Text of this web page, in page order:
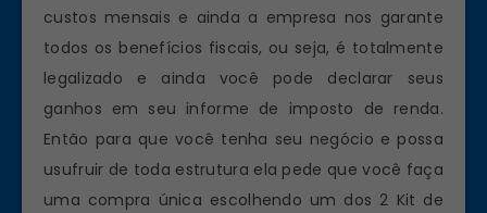
custos mensais e ainda a empresa nos garante
todos os benefícios fiscais, ou seja, é totalmente
legalizado e ainda você pode declarar seus
ganhos em seu informe de imposto de renda.
Então para que você tenha seu negócio e possa
usufruir de toda estrutura ela pede que você faça
uma compra única escolhendo um dos 2 Kit de